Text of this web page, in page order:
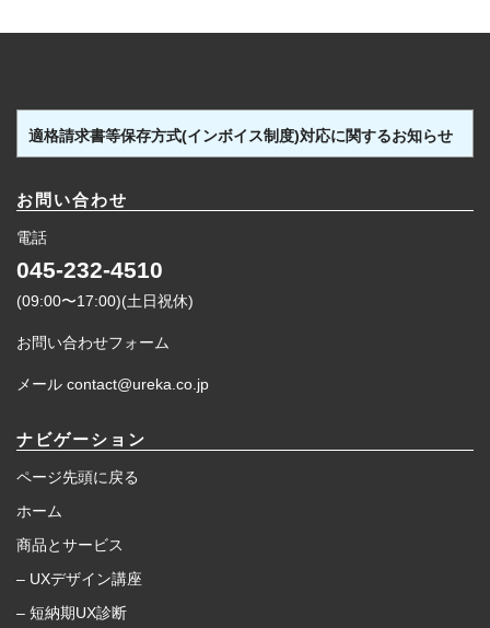
ブ
適格請求書等保存方式(インボイス制度)対応に関するお知らせ
お問い合わせ
電話
045-232-4510
(09:00〜17:00)(土日祝休)
お問い合わせフォーム
メール contact@ureka.co.jp
ナビゲーション
ページ先頭に戻る
ホーム
商品とサービス
– UXデザイン講座
– 短納期UX診断